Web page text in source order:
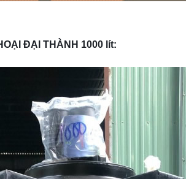
ĐẠI THÀNH 1000 lít: